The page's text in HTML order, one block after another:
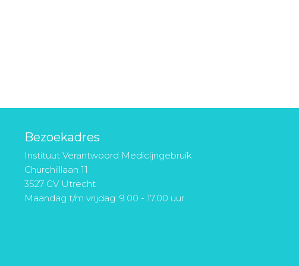
Bezoekadres
Instituut Verantwoord Medicijngebruik
Churchilllaan 11
3527 GV Utrecht
Maandag t/m vrijdag: 9.00 - 17.00 uur